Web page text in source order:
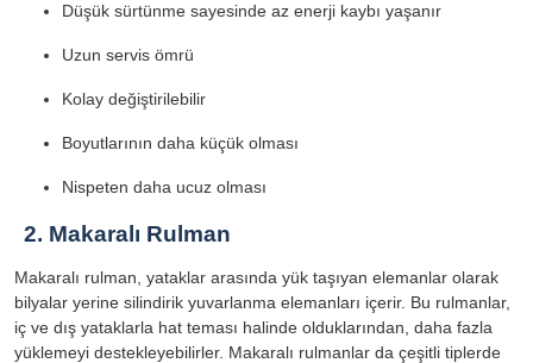
Düşük sürtünme sayesinde az enerji kaybı yaşanır
Uzun servis ömrü
Kolay değiştirilebilir
Boyutlarının daha küçük olması
Nispeten daha ucuz olması
2. Makaralı Rulman
Makaralı rulman, yataklar arasında yük taşıyan elemanlar olarak
bilyalar yerine silindirik yuvarlanma elemanları içerir. Bu rulmanlar,
iç ve dış yataklarla hat teması halinde olduklarından, daha fazla
yüklemeyi destekleyebilirler. Makaralı rulmanlar da çeşitli tiplerde